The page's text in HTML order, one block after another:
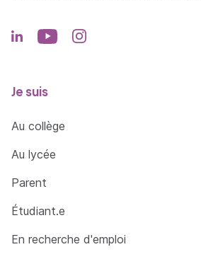
Je suis
Au collège
Au lycée
Parent
Étudiant.e
En recherche d'emploi